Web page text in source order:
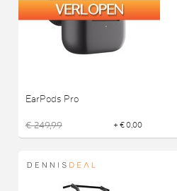
EarPods Pro
€ 249,99 + € 0,00